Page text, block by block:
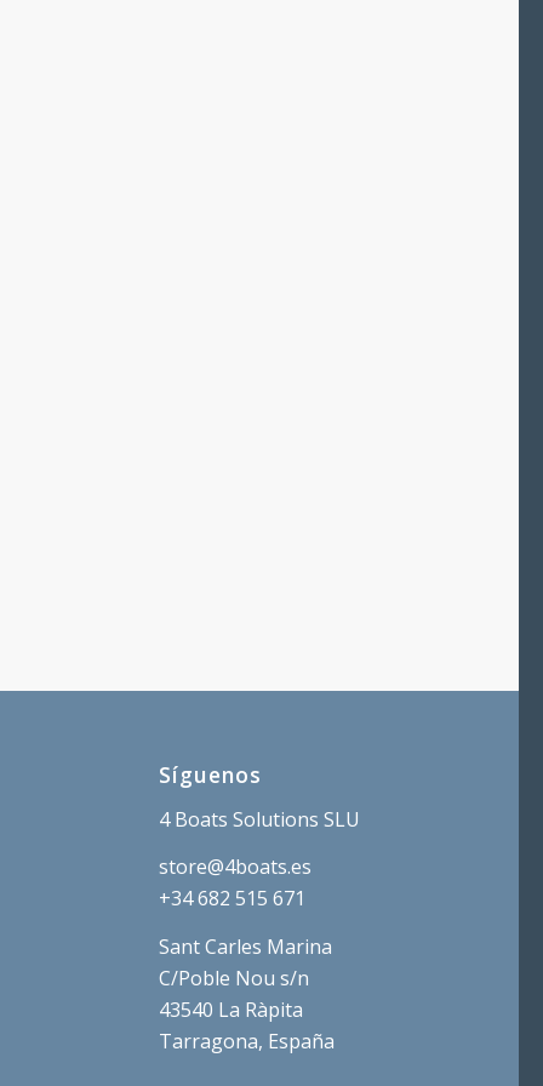
Síguenos
4 Boats Solutions SLU
store@4boats.es
+34 682 515 671
Sant Carles Marina
C/Poble Nou s/n
43540 La Ràpita
Tarragona, España